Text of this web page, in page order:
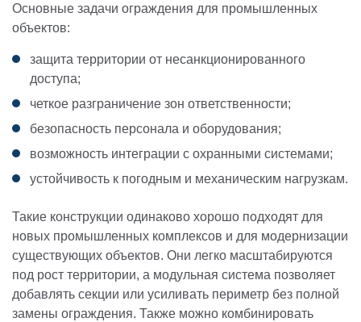
Основные задачи ограждения для промышленных
объектов:
защита территории от несанкционированного
доступа;
четкое разграничение зон ответственности;
безопасность персонала и оборудования;
возможность интеграции с охранными системами;
устойчивость к погодным и механическим нагрузкам.
Такие конструкции одинаково хорошо подходят для
новых промышленных комплексов и для модернизации
существующих объектов. Они легко масштабируются
под рост территории, а модульная система позволяет
добавлять секции или усиливать периметр без полной
замены ограждения. Также можно комбинировать